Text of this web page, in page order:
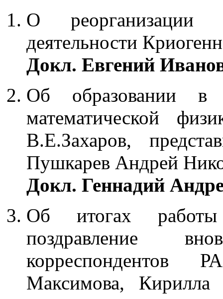
О реорганизации
деятельности
Докл. Евгений
Об образовании в
математической
В.Е.Захаров,
Пушкарев Андрей
Докл. Геннадий
Об итогах
поздравление
корреспондентов
Максимова, Кирилла